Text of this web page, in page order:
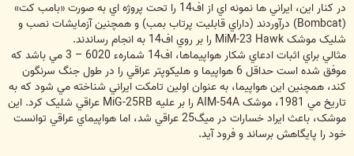
در کنار اين، ايراني ها نمونه اي از اف14 را تحت پروژه اي به صورت «بامب کت»
(Bombcat) درآوردند (داراي قابليت پرتاب بمب) و همچنين آزمايشات نصب و
شليک موشک MiM-23 Hawk را بر روي اف14 به انجام رساندند.
مثالي براي اثبات ادعاي شکار هواپيماها، اف14 شمارهء 6020 – 3 مي باشد که
موفق شده است حداقل 6 هواپيما و هليکوپتر عراقي را در طول جنگ سرنگون
کند، همچنين اين هواپيما، به عنوان اولين تامکت ايراني شناخته مي شود که به
تاريخ مي 1981، موشک AIM-54A را بر عليه MiG-25RB عراقي شليک کرد. اين
موشک، باعث ايراد خسارات در ميگ25 عراقي شد، اما هواپيماي عراقي توانست
خود را پايگاهش برساند و فرود آيد.